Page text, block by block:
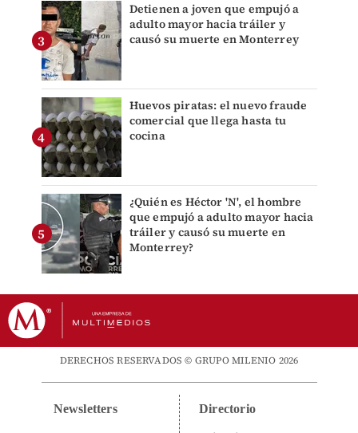
Detienen a joven que empujó a
adulto mayor hacia tráiler y
causó su muerte en Monterrey
Huevos piratas: el nuevo fraude
comercial que llega hasta tu
cocina
¿Quién es Héctor 'N', el hombre
que empujó a adulto mayor hacia
tráiler y causó su muerte en
Monterrey?
DERECHOS RESERVADOS © GRUPO MILENIO 2026
Newsletters Directorio